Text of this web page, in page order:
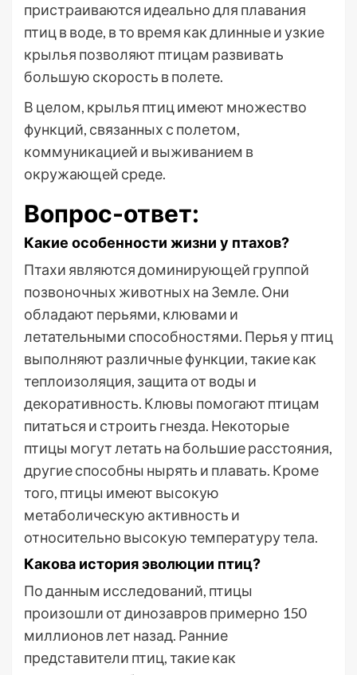
пристраиваются идеально для плавания
птиц в воде, в то время как длинные и узкие
крылья позволяют птицам развивать
большую скорость в полете.
В целом, крылья птиц имеют множество
функций, связанных с полетом,
коммуникацией и выживанием в
окружающей среде.
Вопрос-ответ:
Какие особенности жизни у птахов?
Птахи являются доминирующей группой
позвоночных животных на Земле. Они
обладают перьями, клювами и
летательными способностями. Перья у птиц
выполняют различные функции, такие как
теплоизоляция, защита от воды и
декоративность. Клювы помогают птицам
питаться и строить гнезда. Некоторые
птицы могут летать на большие расстояния,
другие способны нырять и плавать. Кроме
того, птицы имеют высокую
метаболическую активность и
относительно высокую температуру тела.
Какова история эволюции птиц?
По данным исследований, птицы
произошли от динозавров примерно 150
миллионов лет назад. Ранние
представители птиц, такие как